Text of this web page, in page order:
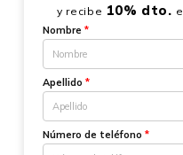
y recibe 10% dto.
Nombre *
Apellido *
Número de teléfono *